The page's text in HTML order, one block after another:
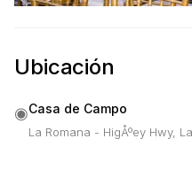
Ubicación
◉Casa de Campo
La Romana - HigÅºey Hwy,